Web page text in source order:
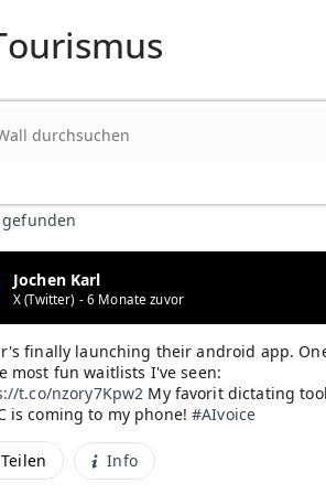
gefunden
Jochen Karl
X (Twitter) - 6 Monate zuvor
finally launching their android app.
most fun waitlists I've seen:
t.co/nzory7Kpw2 My favorit dictating tool
is coming to my phone!#AIvoice
Teilen Info